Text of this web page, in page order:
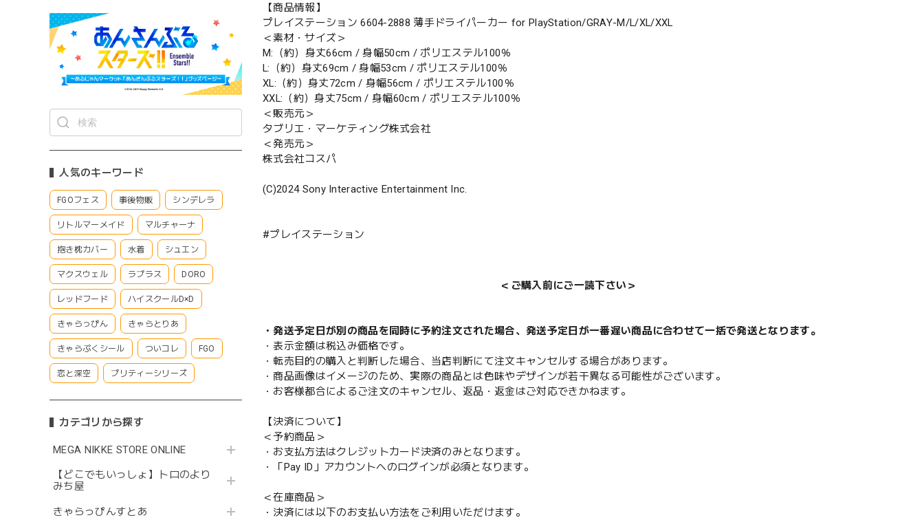
人気のキーワード
FGOフェス 事後物販 シンデレラ
リトルマーメイド マルチャーナ
抱き枕カバー 水着 シュエン
マクスウェル ラプラス DORO
レッドフード ハイスクールD×D
きゃらっぴん きゃらとりあ
きゃらぷくシール ついコレ FGO
恋と深空 プリティーシリーズ
カテゴリから探す
MEGA NIKKE STORE ONLINE
【どこでもいっしょ】トロのより
みち屋
きゃらっぴんすとあ
【商品情報】
プレイステーション 6604-2888 薄手ドライパーカー for PlayStation/GRAY-M/L/XL/XXL
＜素材・サイズ＞
M:（約）身丈66cm / 身幅50cm / ポリエステル100％
L:（約）身丈69cm / 身幅53cm / ポリエステル100％
XL:（約）身丈72cm / 身幅56cm / ポリエステル100％
XXL:（約）身丈75cm / 身幅60cm / ポリエステル100％
＜販売元＞
タブリエ・マーケティング株式会社
＜発売元＞
株式会社コスパ
(C)2024 Sony Interactive Entertainment Inc.
#プレイステーション
＜ご購入前にご一読下さい＞
・発送予定日が別の商品を同時に予約注文された場合、発送予定日が一番遅い商品に合わせて一括で発送となります。
・表示金額は税込み価格です。
・転売目的の購入と判断した場合、当店判断にて注文キャンセルする場合があります。
・商品画像はイメージのため、実際の商品とは色味やデザインが若干異なる可能性がございます。
・お客様都合によるご注文のキャンセル、返品・返金はご対応できかねます。
【決済について】
＜予約商品＞
・お支払方法はクレジットカード決済のみとなります。
・「Pay ID」アカウントへのログインが必須となります。
＜在庫商品＞
・決済には以下のお支払い方法をご利用いただけます。